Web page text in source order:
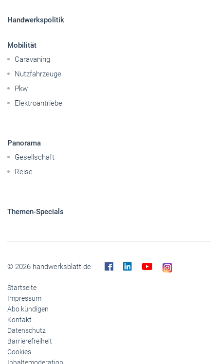
Handwerkspolitik
Mobilität
Caravaning
Nutzfahrzeuge
Pkw
Elektroantriebe
Panorama
Gesellschaft
Reise
Themen-Specials
© 2026 handwerksblatt.de
Startseite
Impressum
Abo kündigen
Kontakt
Datenschutz
Barrierefreiheit
Cookies